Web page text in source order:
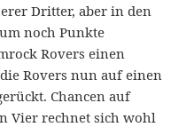
Dritter, aber in den
noch Punkte
Rovers einen
Rovers nun auf einen
Chancen auf
Vier rechnet sich wohl